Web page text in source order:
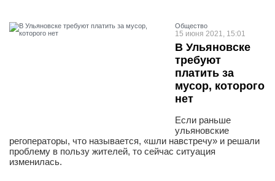
Общество
15 июня 2021, 15:01
В Ульяновске
требуют
платить за
мусор, которого
нет
Если раньше
ульяновские
регоператоры, что называется, «шли навстречу» и решали
проблему в пользу жителей, то сейчас ситуация
изменилась.